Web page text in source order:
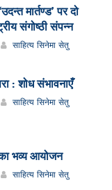
मार्तण्ड’ पर दो
संगोष्ठी संपन्न
साहित्य सिनेमा सेतु
: शोध संभावनाएँ
साहित्य सिनेमा सेतु
भव्य आयोजन
साहित्य सिनेमा सेतु